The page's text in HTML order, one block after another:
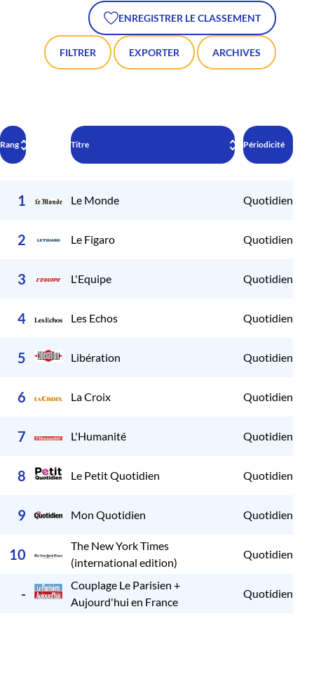
ENREGISTRER LE CLASSEMENT
FILTRER EXPORTER ARCHIVES
Rang Titre Périodicité
1 Le Monde Quotidien
2 Le Figaro Quotidien
3 L'Equipe Quotidien
4 Les Echos Quotidien
5 Libération Quotidien
6 La Croix Quotidien
7 L'Humanité Quotidien
8 Le Petit Quotidien Quotidien
9 Mon Quotidien Quotidien
10
The New York Times
(international edition)
Quotidien
-
Couplage Le Parisien +
Aujourd'hui en France
Quotidien